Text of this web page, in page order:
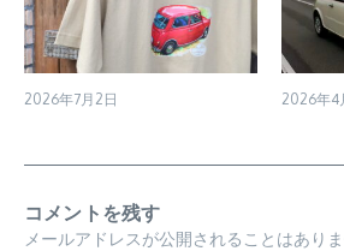
2026年7月2日 2026年4
コメントを残す
メールアドレスが公開されることはありま